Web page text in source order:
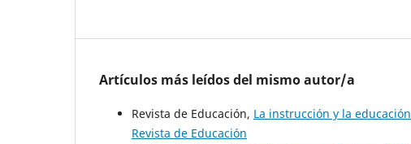
Artículos más leídos del mismo autor/a
Revista de Educación, La instrucción y la educación
Revista de Educación